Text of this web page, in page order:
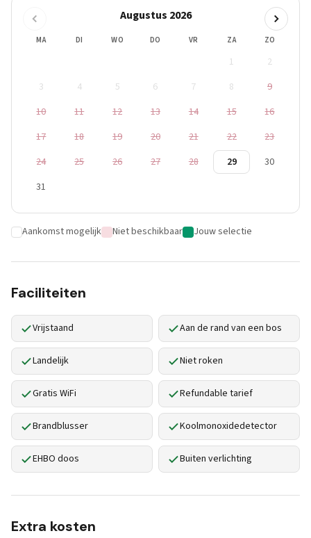
Augustus 2026
MA DI WO DO VR ZA ZO
1
2
3
4 5 6 7 8
9
10
11 12 13 14 15
16
17
18 19 20 21 22
23
24
25 26 27 28 29
30
31
Aankomst mogelijk Niet beschikbaar Jouw selectie
Faciliteiten
Vrijstaand Aan de rand van een bos
Landelijk Niet roken
Gratis WiFi Refundable tarief
Brandblusser Koolmonoxidedetector
EHBO doos Buiten verlichting
Extra kosten